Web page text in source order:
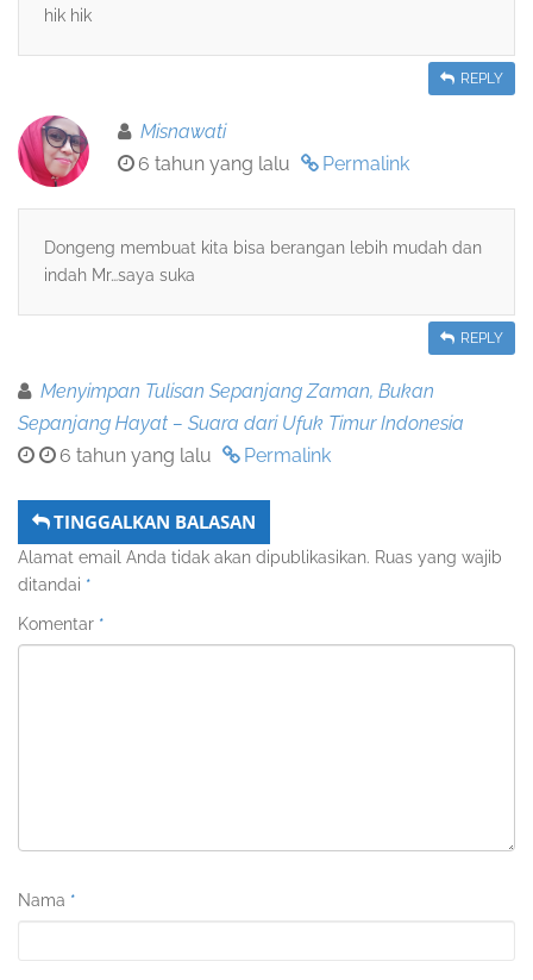
hik hik
REPLY
Misnawati
6 tahun yang lalu
Permalink
Dongeng membuat kita bisa berangan lebih mudah dan
indah Mr…saya suka
REPLY
Menyimpan Tulisan Sepanjang Zaman, Bukan
Sepanjang Hayat – Suara dari Ufuk Timur Indonesia
6 tahun yang lalu
Permalink
TINGGALKAN BALASAN
Alamat email Anda tidak akan dipublikasikan. Ruas yang wajib
ditandai *
Komentar *
Nama *